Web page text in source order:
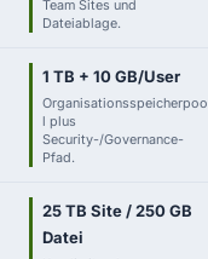
Team Sites und
Dateiablage.
1 TB + 10 GB/User
Organisationsspeicherpoo
l plus
Security-/Governance-
Pfad.
25 TB Site / 250 GB
Datei